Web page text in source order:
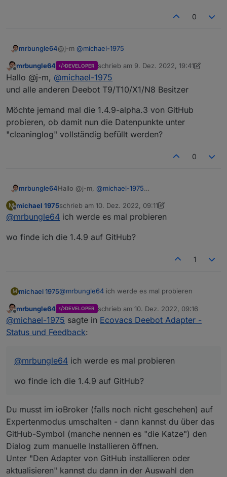
0
mrbungle64@j-m @michael-1975
Kurze Info zum Cleaning Log beim T9:
Ich habe auf GitHub Infos bekommen - allerdings
haben die mich nicht so viel weitergebracht wie
Ich bin aber weiter an der Sache dran.
Offline
mrbungle64 DEVELOPER schrieb am 9. Dez. 2022, 19:41
zuletzt editiert von mrbungle6412. Okt.
Hallo @j-m, @michael-1975
und alle anderen Deebot T9/T10/X1/N8 Besitzer
Möchte jemand mal die 1.4.9-alpha.3 von GitHub
probieren, ob damit nun die Datenpunkte unter
"cleaninglog" vollständig befüllt werden?
0
mrbungle64Hallo @j-m, @michael-1975
Möchte jemand mal die 1.4.9-alpha.3 von GitHub
probieren, ob damit nun die Datenpunkte unter
M
Offline
michael 1975schrieb am 10. Dez. 2022, 09:11
zuletzt editiert von michael 197512. Okt. 2022, 10:13
@mrbungle64 ich werde es mal probieren
wo finde ich die 1.4.9 auf GitHub?
1
M michael 1975@mrbungle64 ich werde es mal probieren
wo finde ich die 1.4.9 auf GitHub?
Offline
mrbungle64 DEVELOPER schrieb am 10. Dez. 2022, 09:16
zuletzt editiert von
@michael-1975 sagte in Ecovacs Deebot Adapter -
Status und Feedback:
@mrbungle64 ich werde es mal probieren
wo finde ich die 1.4.9 auf GitHub?
Du musst im ioBroker (falls noch nicht geschehen) auf
Expertenmodus umschalten - dann kannst du über das
GitHub-Symbol (manche nennen es "die Katze") den
Dialog zum manuelle Installieren öffnen.
Unter "Den Adapter von GitHub installieren oder
aktualisieren" kannst du dann in der Auswahl den